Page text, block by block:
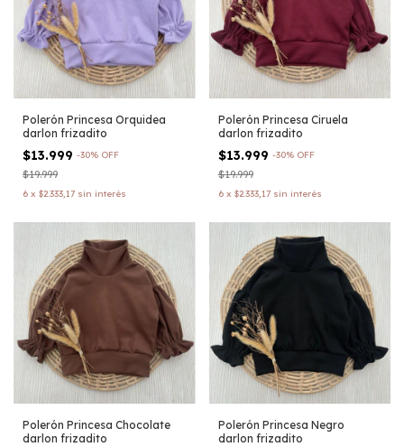
Polerón Princesa Orquidea
darlon frizadito
$13.999 -30% OFF
$19.999
6 x $2.333,17 sin interés
Polerón Princesa Ciruela
darlon frizadito
$13.999 -30% OFF
$19.999
6 x $2.333,17 sin interés
Polerón Princesa Chocolate
darlon frizadito
Polerón Princesa Negro
darlon frizadito